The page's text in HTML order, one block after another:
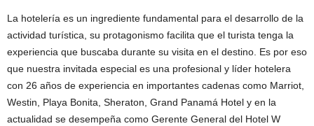
La hotelería es un ingrediente fundamental para el desarrollo de la
actividad turística, su protagonismo facilita que el turista tenga la
experiencia que buscaba durante su visita en el destino. Es por eso
que nuestra invitada especial es una profesional y líder hotelera
con 26 años de experiencia en importantes cadenas como Marriot,
Westin, Playa Bonita, Sheraton, Grand Panamá Hotel y en la
actualidad se desempeña como Gerente General del Hotel W